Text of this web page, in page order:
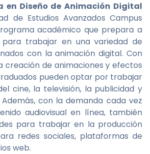
en Diseño de Animación Digital
de Estudios Avanzados Campus
académico que prepara a
para trabajar en una variedad de
con la animación digital. Con
creación de animaciones y efectos
pueden optar por trabajar
cine, la televisión, la publicidad y
Además, con la demanda cada vez
audiovisual en línea, también
para trabajar en la producción
redes sociales, plataformas de
web.